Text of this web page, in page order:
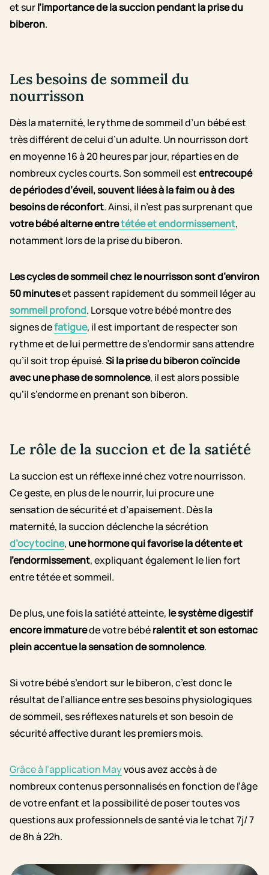
et surl’importance de la succion pendant la prise du
biberon.
Les besoins de sommeil du
nourrisson
Dès la maternité, le rythme de sommeil d’un bébé est
très différent de celui d’un adulte. Un nourrisson dort
en moyenne 16 à 20 heures par jour, réparties en de
nombreux cycles courts. Son sommeil estentrecoupé
de périodes d’éveil, souvent liées à la faim ou à des
besoins de réconfort. Ainsi, il n’est pas surprenant que
votre bébé alterne entretétée et endormissement,
notamment lors de la prise du biberon.
Les cycles de sommeil chez le nourrisson sont d’environ
50 minuteset passent rapidement du sommeil léger au
sommeil profond. Lorsque votre bébé montre des
signes defatigue, il est important de respecter son
rythme et de lui permettre de s’endormir sans attendre
qu’il soit trop épuisé.Si la prise du biberon coïncide
avec une phase de somnolence, il est alors possible
qu’il s’endorme en prenant son biberon.
Le rôle de la succion et de la satiété
La succion est un réflexe inné chez votre nourrisson.
Ce geste, en plus de le nourrir, lui procure une
sensation de sécurité et d’apaisement. Dès la
maternité, la succion déclenche la sécrétion
d’ocytocine, une hormone qui favorise la détente et
l’endormissement, expliquant également le lien fort
entre tétée et sommeil.
De plus, une fois la satiété atteinte, le système digestif
encore immaturede votre bébéralentit et son estomac
plein accentue la sensation de somnolence.
Si votre bébé s’endort sur le biberon, c’est donc le
résultat de l’alliance entre ses besoins physiologiques
de sommeil, ses réflexes naturels et son besoin de
sécurité affective durant les premiers mois.
Grâce à l’application Mayvous avez accès à de
nombreux contenus personnalisés en fonction de l’âge
de votre enfant et la possibilité de poser toutes vos
questions aux professionnels de santé via le tchat 7j/ 7
de 8h à 22h.